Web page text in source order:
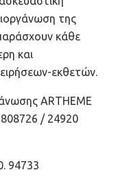
της
κάθε
και
εκθετών.
ARTHEME
/ 24920
94733